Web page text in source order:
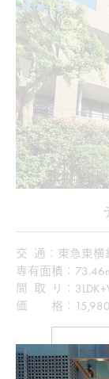
交通
東急東横
価格